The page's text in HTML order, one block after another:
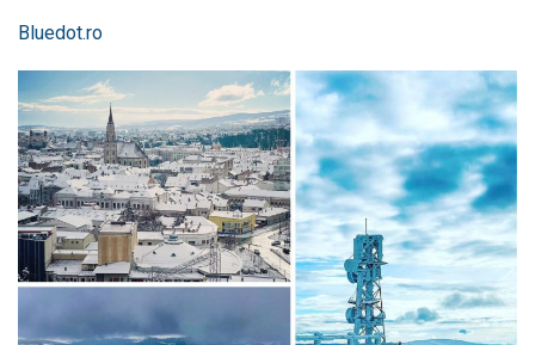
Bluedot.ro